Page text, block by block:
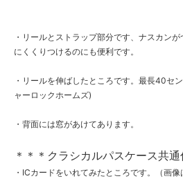
・リールとストラップ部分です、ナスカン
にくくりつけるのにも便利です。
・リールを伸ばしたところです。最長40セ
ャーロックホームズ)
・背面には窓があけてあります。
＊＊＊クラシカルパスケース共通
・ICカードをいれてみたところです。（画像